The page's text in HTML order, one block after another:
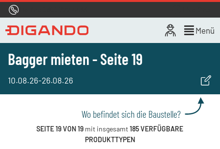
Menü
Bagger mieten - Seite 19
10.08.26-26.08.26
Wo befindet sich die Baustelle?
SEITE 19 VON 19 mit insgesamt185 VERFÜGBARE
PRODUKTTYPEN